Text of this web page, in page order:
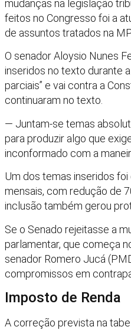
mudanças na legislação
feitos no Congresso foi a
de assuntos tratados na
O senador Aloysio Nunes
inseridos no texto durante
parciais” e vai contra a
continuaram no texto.
— Juntam-se temas
para produzir algo que
inconformado com a
Um dos temas inseridos
mensais, com redução de
inclusão também gerou
Se o Senado rejeitasse a
parlamentar, que começa
senador Romero Jucá
compromissos em
Imposto de Renda
A correção prevista na